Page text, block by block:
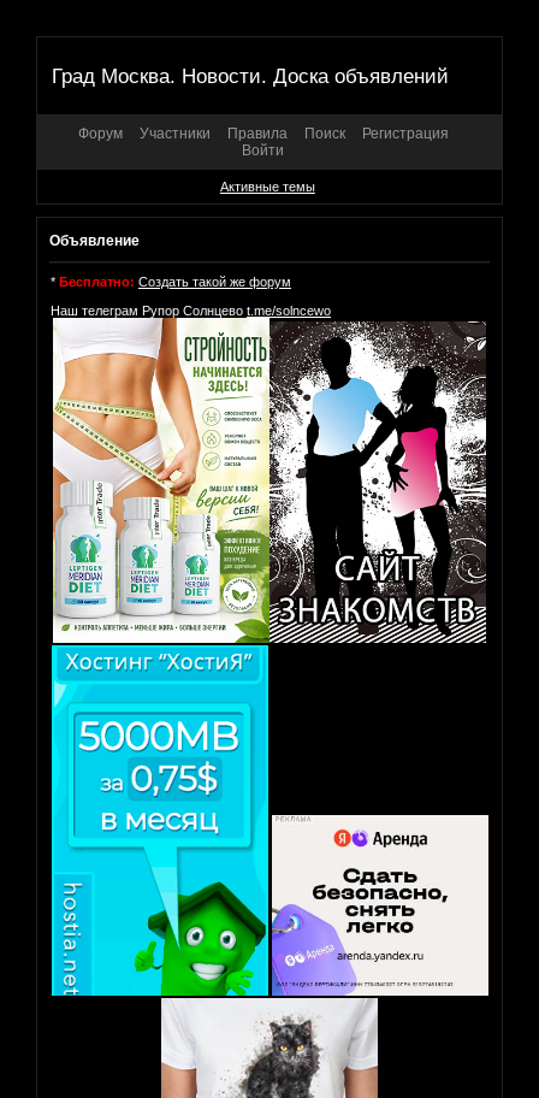
Град Москва. Новости. Доска объявлений
Форум Участники Правила Поиск
Регистрация
Войти
Активные темы
Объявление
* Бесплатно: Создать такой же форум
Наш телеграм Рупор Солнцево t.me/solncewo